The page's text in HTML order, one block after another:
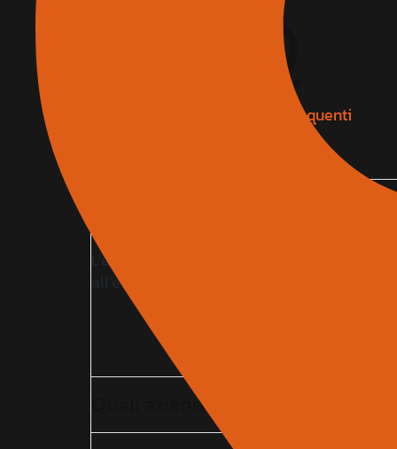
Q
Domande e risposte frequenti
Dove trovare l’elenco espositori
L’elenco espositori della fiera edilizia B-
all’evento dedicato a edilizia, architettura e
Quali aziende partecipano alla